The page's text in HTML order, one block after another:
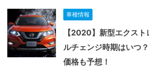
車種情報
【2020】新型エクス
ルチェンジ時期はいつ
価格も予想！